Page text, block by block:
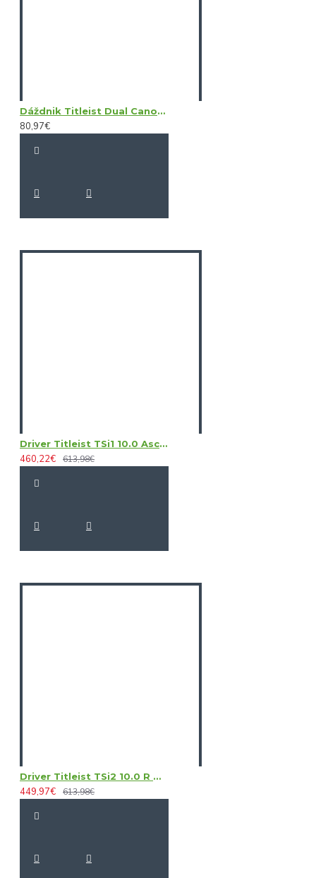
Dáždnik Titleist Dual Canopy
80,97€
Driver Titleist TSi1 10.0 Ascent 40
460,22€ 613,98€
Driver Titleist TSi2 10.0 R Graphite
449,97€ 613,98€